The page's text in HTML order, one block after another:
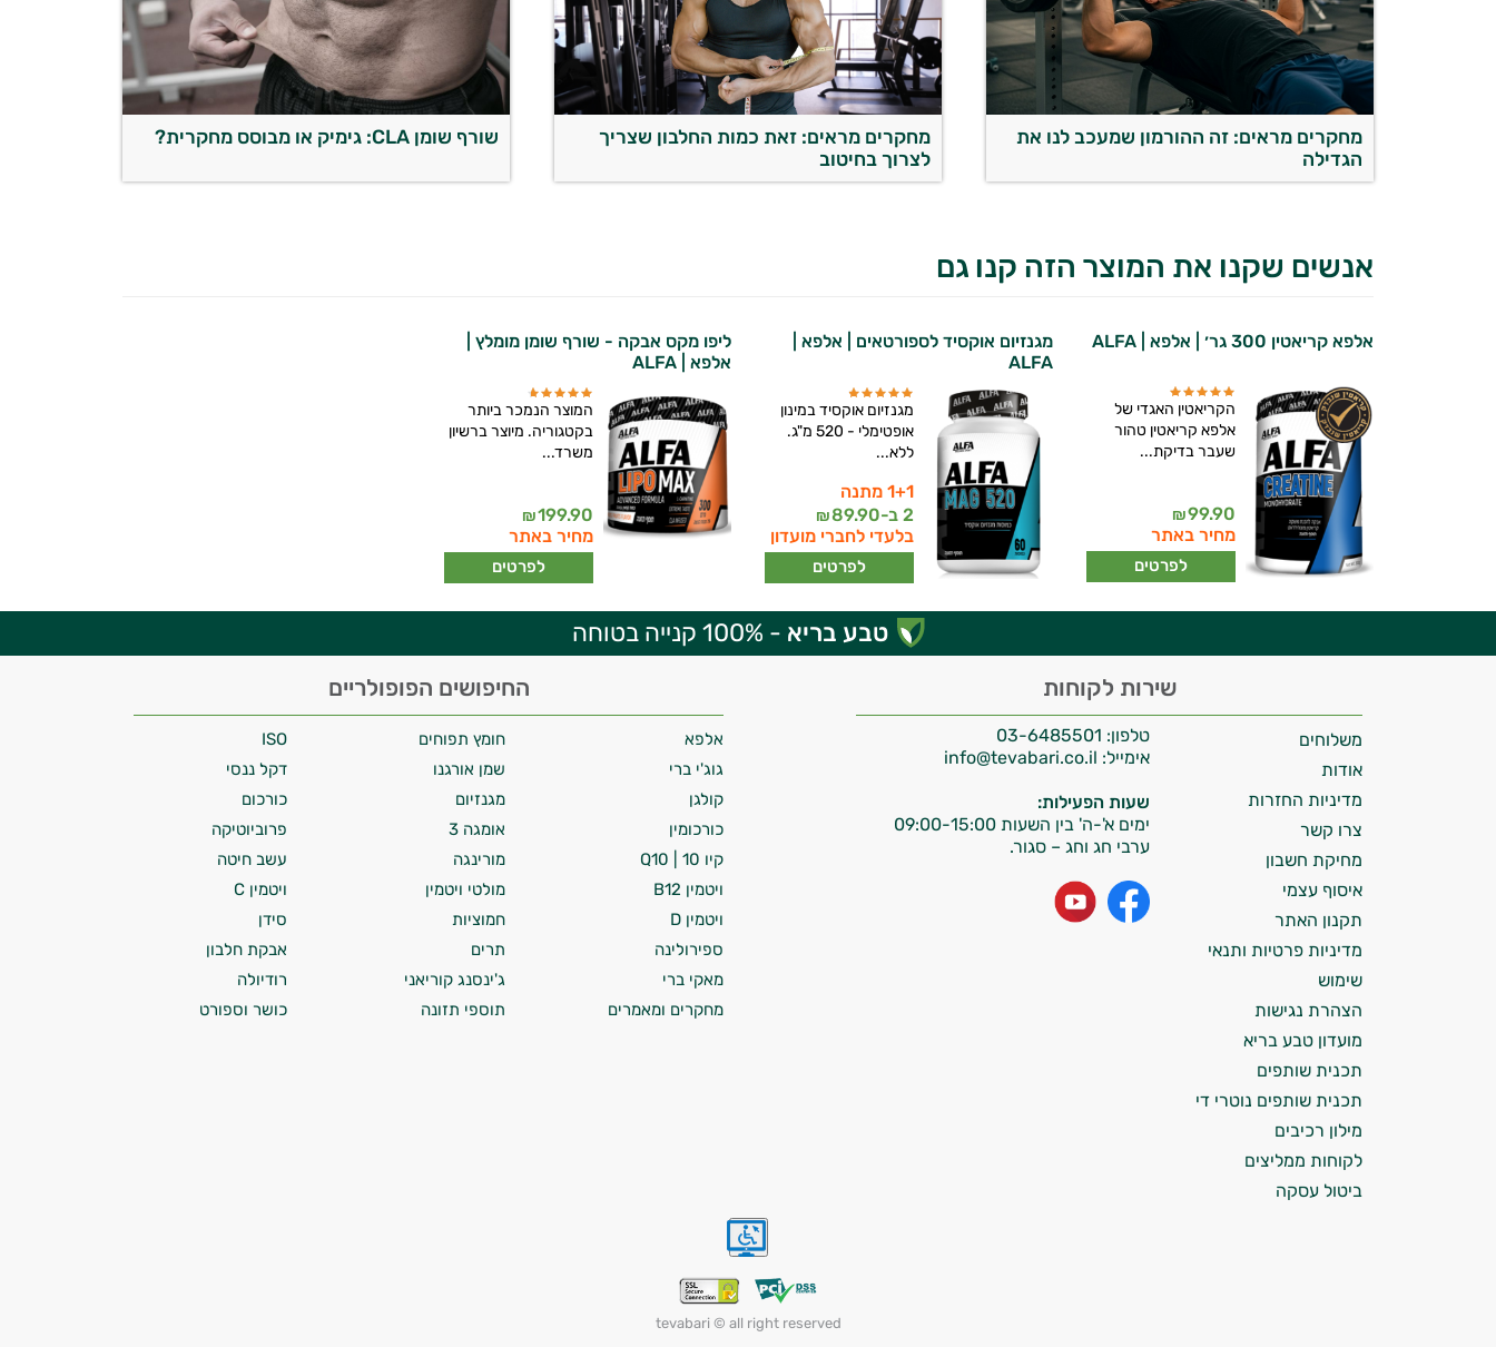
מחקרים מראים: זה ההורמון שמעכב לנו את
הגדילה
מחקרים מראים: זאת כמות החלבון שצריך
לצרוך בחיטוב
שורף שומן CLA: גימיק או מבוסס מחקרית?
אנשים שקנו את המוצר הזה קנו גם
אלפא קריאטין 300 גר׳ | אלפא | ALFA
הקריאטין האגדי של
אלפא קריאטין טהור
שעבר בדיקת...
99.90
₪
מחיר באתר
לפרטים
מגנזיום אוקסיד לספורטאים | אלפא |
ALFA
מגנזיום אוקסיד במינון
אופטימלי - 520 מ"ג.
ללא...
1+1 מתנה
2 ב-
89.90
₪
בלעדי לחברי מועדון
לפרטים
ליפו מקס אבקה - שורף שומן מומלץ |
אלפא | ALFA
המוצר הנמכר ביותר
בקטגוריה. מיוצר ברשיון
משרד...
199.90
₪
מחיר באתר
לפרטים
טבע בריא - 100% קנייה בטוחה
שירות לקוחות
טלפון: 03-6485501
אימייל:
שעות הפעילות:
ימים א'-ה' בין השעות 09:00-15:00
ערבי חג וחג – סגור.
משלוחים
אודות
מדיניות החזרות
צרו קשר
מחיקת חשבון
איסוף עצמי
תקנון האתר
מדיניות פרטיות ותנאי
שימוש
הצהרת נגישות
מועדון טבע בריא
תכנית שותפים
תכנית שותפים נוטרי די
מילון רכיבים
לקוחות ממליצים
ביטול עסקה
החיפושים הפופולריים
אלפא חומץ תפוחים
ISO
גוג'י ברי
שמן אורגנו
דקל ננסי
קולגן
מגנזיום
כורכום
כורכומין
אומגה 3
פרוביוטיקה
קיו 10 | Q10
מורינגה
עשב חיטה
ויטמין B12
מולטי ויטמין
ויטמין C
ויטמין D
חמוציות
סידן
ספירולינה
תרים
אבקת חלבון
מאקי ברי
ג'ינסנג קוריאני
רודיולה
מחקרים ומאמרים
תוספי תזונה כושר וספורט
tevabari © all right reserved
יועץ בריאות אישי AI
התשובות שלי מבוססות על מאגרי מידע קליניים
וספרות מקצועית בתחומי הרפואה הטבעית
ותזונת הספורט.
אני כאן כדי לעזור לך להתאים את תוספי
התזונה ומוצרי הבריאות המדויקים למטרות
ולמצב הגופני שלך, ולהסביר לך אילו רכיבים
עובדים יחד כדי למקסם תוצאות גם בחיי היום
המטרה שלי היא להתאים עבורך המלצות
אישיות מבוססות מדעית.
זה הזמן להתחיל. איך אוכל לעזור?